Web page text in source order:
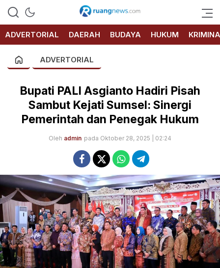
RUANG
NEWS
ADVERTORIAL
DAERAH BUDAYA HUKUM
ADVERTORIAL
Bupati PALI Asgianto Hadiri Pisah
Sambut Kejati Sumsel: Sinergi
Pemerintah dan Penegak Hukum
Oleh admin pada Oktober 28, 2025 | 02:24